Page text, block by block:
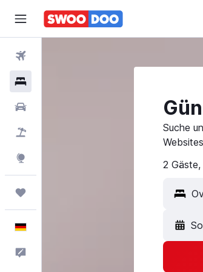
Suche
2 Gäste,